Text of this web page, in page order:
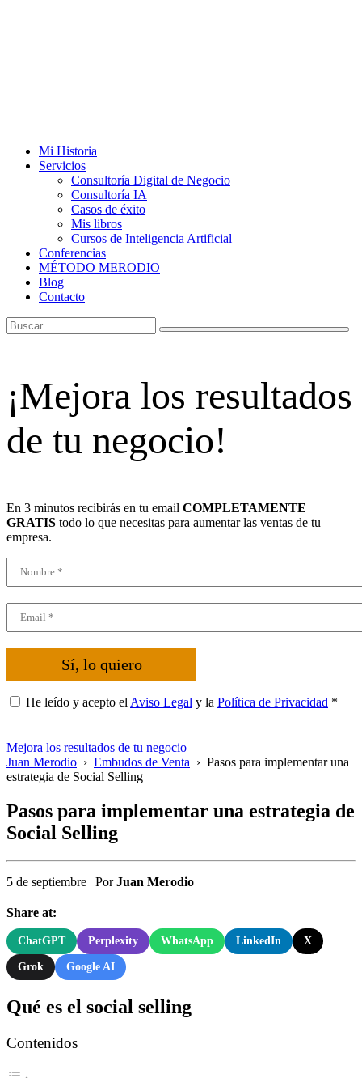
Mi Historia
Servicios
Consultoría Digital de Negocio
Consultoría IA
Casos de éxito
Mis libros
Cursos de Inteligencia Artificial
Conferencias
MÉTODO MERODIO
Blog
Contacto
¡Mejora los resultados
de tu negocio!
En 3 minutos recibirás en tu email COMPLETAMENTE
GRATIS todo lo que necesitas para aumentar las ventas de tu
empresa.
Sí, lo quiero
He leído y acepto el Aviso Legal y la Política de Privacidad *
Mejora los resultados de tu negocio
Juan Merodio › Embudos de Venta › Pasos para implementar una
estrategia de Social Selling
Pasos para implementar una estrategia de
Social Selling
5 de septiembre | PorJuan Merodio
Share at:
ChatGPT Perplexity WhatsApp LinkedIn X
Grok Google AI
Qué es el social selling
Contenidos